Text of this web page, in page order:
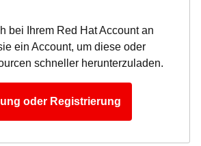
bei Ihrem Red Hat Account an
ein Account, um diese oder
schneller herunterzuladen.
oder Registrierung